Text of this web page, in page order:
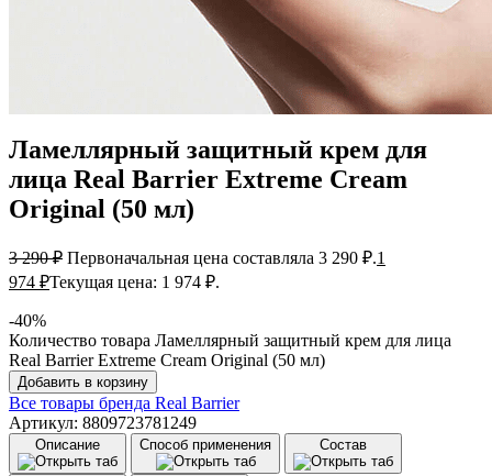
Ламеллярный защитный крем для
лица Real Barrier Extreme Cream
Original (50 мл)
3 290₽ Первоначальная цена составляла 3 290 ₽.1
974 ₽Текущая цена: 1 974 ₽.
-40%
Количество товара Ламеллярный защитный крем для лица
Real Barrier Extreme Cream Original (50 мл)
Добавить в корзину
Все товары бренда Real Barrier
Артикул: 8809723781249
Описание Способ применения Состав